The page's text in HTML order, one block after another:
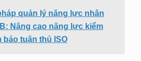
quản lý năng lực nhân
Nâng cao năng lực kiểm
bảo tuân thủ ISO